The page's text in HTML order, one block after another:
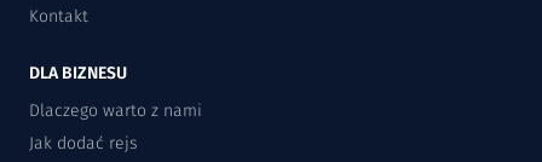
Kontakt
DLA BIZNESU
Dlaczego warto z nami
Jak dodać rejs